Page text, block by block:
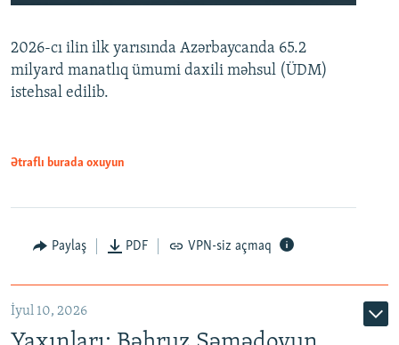
Auto 240p 360p 480p
360p
480p
2026-cı ilin ilk yarısında Azərbaycanda 65.2
milyard manatlıq ümumi daxili məhsul (ÜDM)
istehsal edilib.
Ətraflı burada oxuyun
Paylaş PDF VPN-siz açmaq
İyul 10, 2026